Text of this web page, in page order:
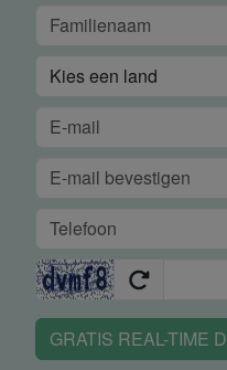
GRATIS REAL-TIME